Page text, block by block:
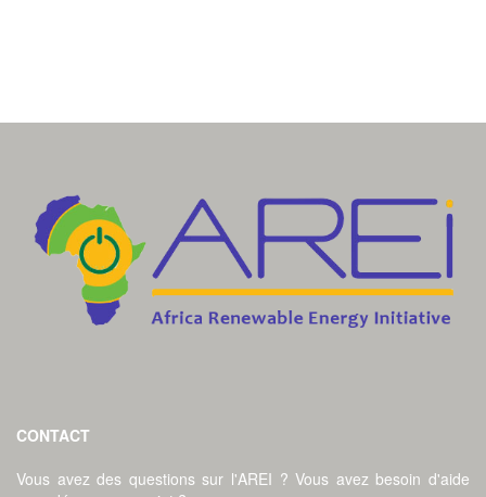
CONTACT
Vous avez des questions sur l'AREI ? Vous avez besoin d'aide